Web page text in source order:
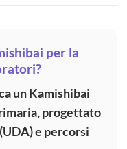
per la
un Kamishibai
progettato
e percorsi